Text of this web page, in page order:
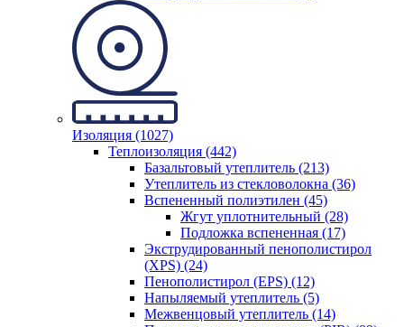
Изоляция (1027)
Теплоизоляция (442)
Базальтовый утеплитель (213)
Утеплитель из стекловолокна (36)
Вспененный полиэтилен (45)
Жгут уплотнительный (28)
Подложка вспененная (17)
Экструдированный пенополистирол
(XPS) (24)
Пенополистирол (EPS) (12)
Напыляемый утеплитель (5)
Межвенцовый утеплитель (14)